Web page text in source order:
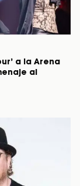
a la Arena
al